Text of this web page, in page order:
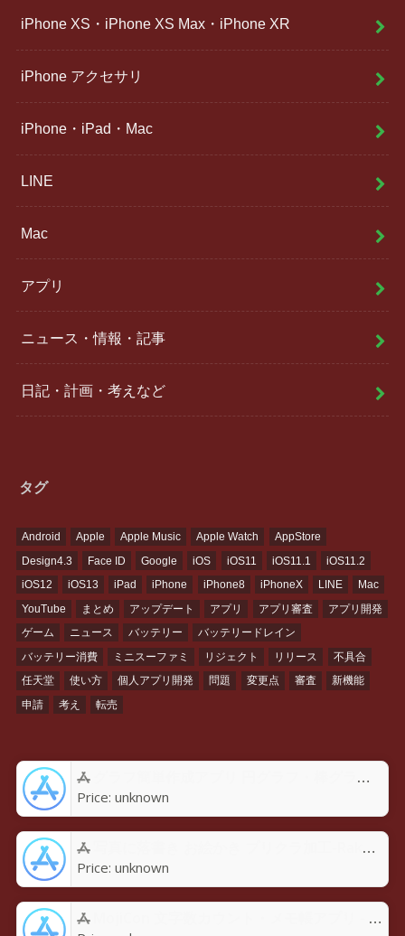
iPhone XS・iPhone XS Max・iPhone XR
iPhone アクセサリ
iPhone・iPad・Mac
LINE
Mac
アプリ
ニュース・情報・記事
日記・計画・考えなど
タグ
Android Apple Apple Music Apple Watch
AppStore
Design4.3
Face ID Google iOS iOS11 iOS11.1
iOS11.2
iOS12
iOS13 iPad iPhone iPhone8 iPhoneX LINE
Mac
YouTube
まとめ アップデート アプリ アプリ審査
アプリ開発
ゲーム
ニュース バッテリー
バッテリードレイン
バッテリー消費
ミニスーファミ リジェクト リリース
不具合
任天堂
使い方 個人アプリ開発 問題 変更点 審査
新機能
申請
考え 転売
グラフ簡単作成アプリ 円グラフ・棒グラフ・折れ線GraPhoアプリ - App Store
Price: unknown
写真に落書き お絵かき プリクラ加工-Rakugaky-アプリ - App Store
Price: unknown
MojiCon 文字数カウント・メモ帳アプリ - App Store